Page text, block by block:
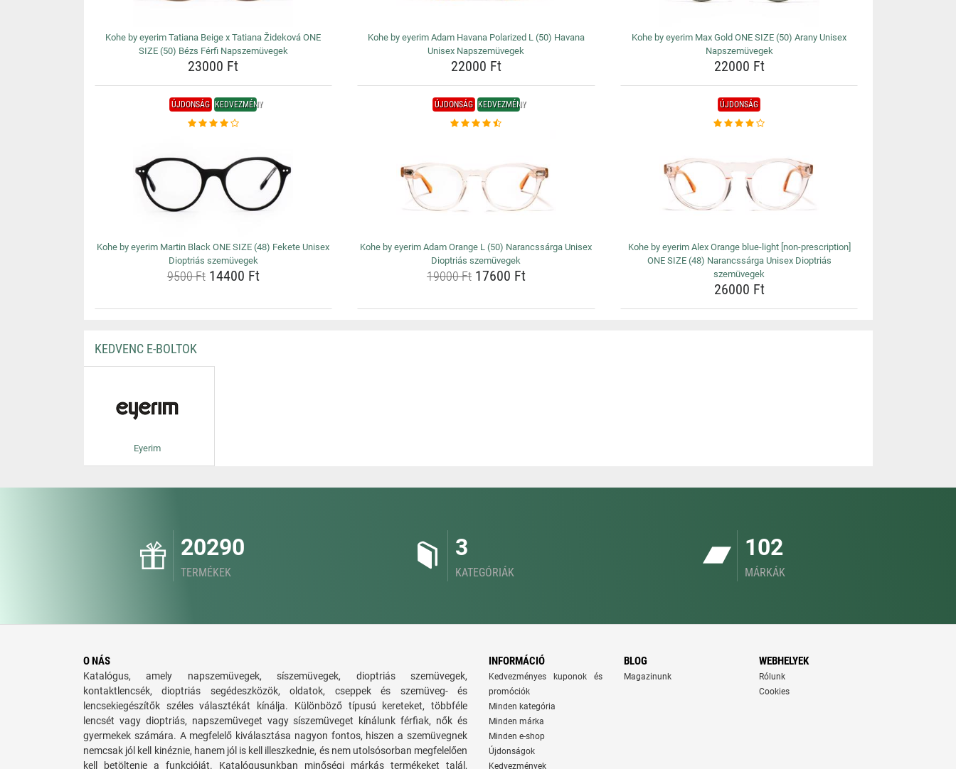
Kohe by eyerim Tatiana Beige x Tatiana Žideková ONE
SIZE (50) Bézs Férfi Napszemüvegek
23000 Ft
Kohe by eyerim Adam Havana Polarized L (50) Havana
Unisex Napszemüvegek
22000 Ft
Kohe by eyerim Max Gold ONE SIZE (50) Arany Unisex
Napszemüvegek
22000 Ft
ÚJDONSÁG KEDVEZMÉNY
Kohe by eyerim Martin Black ONE SIZE (48) Fekete Unisex
Dioptriás szemüvegek
9500 Ft14400 Ft
ÚJDONSÁG KEDVEZMÉNY
Kohe by eyerim Adam Orange L (50) Narancssárga Unisex
Dioptriás szemüvegek
19000 Ft17600 Ft
ÚJDONSÁG
Kohe by eyerim Alex Orange blue-light [non-prescription]
ONE SIZE (48) Narancssárga Unisex Dioptriás
szemüvegek
26000 Ft
KEDVENC E-BOLTOK
Eyerim
20290
TERMÉKEK
3
KATEGÓRIÁK
102
MÁRKÁK
O NÁS
Katalógus, amely napszemüvegek, síszemüvegek, dioptriás szemüvegek,
kontaktlencsék, dioptriás segédeszközök, oldatok, cseppek és szemüveg- és
lencsekiegészítők széles választékát kínálja. Különböző típusú kereteket, többféle
lencsét vagy dioptriás, napszemüveget vagy síszemüveget kínálunk férfiak, nők és
gyermekek számára. A megfelelő kiválasztása nagyon fontos, hiszen a szemüvegnek
nemcsak jól kell kinéznie, hanem jól is kell illeszkednie, és nem utolsósorban megfelelően
kell betöltenie a funkcióját. Katalógusunkban minőségi márkás termékeket talál,
INFORMÁCIÓ
Kedvezményes kuponok és
promóciók
Minden kategória
Minden márka
Minden e-shop
Újdonságok
Kedvezmények
BLOG
Magazinunk
WEBHELYEK
Rólunk
Cookies